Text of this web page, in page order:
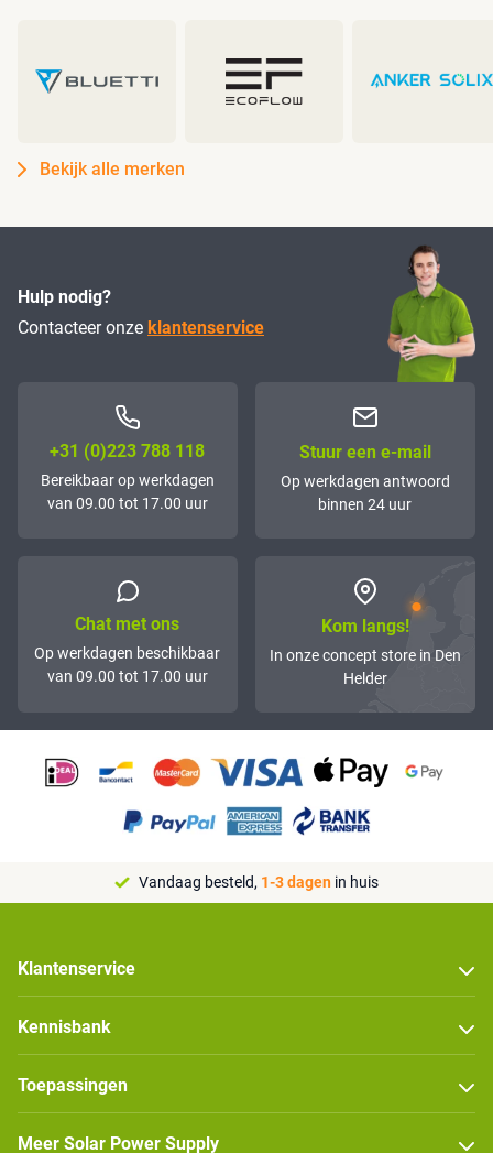
Bekijk alle merken
Hulp nodig?
Contacteer onze klantenservice
+31 (0)223 788 118
Bereikbaar op werkdagen
van 09.00 tot 17.00 uur
Stuur een e-mail
Op werkdagen antwoord
binnen 24 uur
Chat met ons
Op werkdagen beschikbaar
van 09.00 tot 17.00 uur
Kom langs!
In onze concept store in Den
Helder
Vandaag besteld, 1-3 dagen in huis
Klantenservice
Kennisbank
Toepassingen
Meer Solar Power Supply